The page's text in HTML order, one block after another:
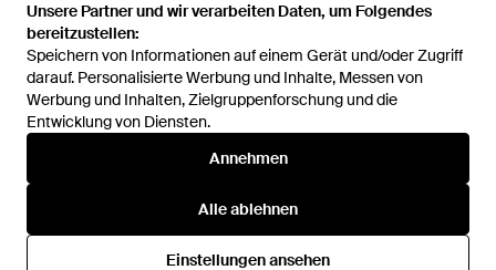
Unsere Partner und wir verarbeiten Daten, um Folgendes
bereitzustellen:
Speichern von Informationen auf einem Gerät und/oder Zugriff
darauf. Personalisierte Werbung und Inhalte, Messen von
Werbung und Inhalten, Zielgruppenforschung und die
Entwicklung von Diensten.
Annehmen
Alle ablehnen
Einstellungen ansehen
Unsere Partner und wir verarbeiten Daten, um Folgendes
bereitzustellen:
Speichern von Informationen auf einem Gerät und/oder Zugriff
darauf. Personalisierte Werbung und Inhalte, Messen von
Werbung und Inhalten, Zielgruppenforschung und die
Entwicklung von Diensten.
Annehmen
Alle ablehnen
Einstellungen ansehen
International
Hilfe und Informationen